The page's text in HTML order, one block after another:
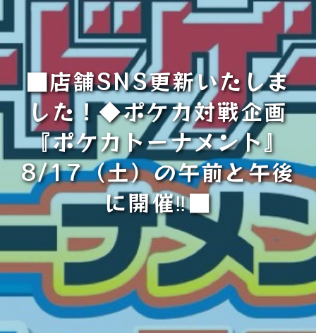
■店舗SNS更新いたしま
した！◆ポケカ対戦企画
『ポケカトーナメント』
8/17（土）の午前と午後
に開催‼■